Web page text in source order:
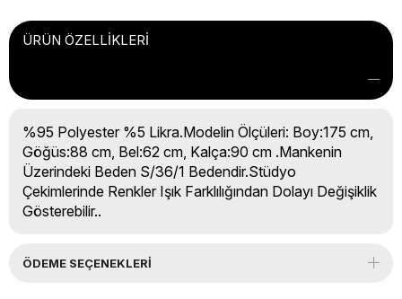
ÜRÜN ÖZELLIKLERI
%95 Polyester %5 Likra.Modelin Ölçüleri: Boy:175 cm,
Göğüs:88 cm, Bel:62 cm, Kalça:90 cm .Mankenin
Üzerindeki Beden S/36/1 Bedendir.Stüdyo
Çekimlerinde Renkler Işık Farklılığından Dolayı Değişiklik
Gösterebilir..
ÖDEME SEÇENEKLERI